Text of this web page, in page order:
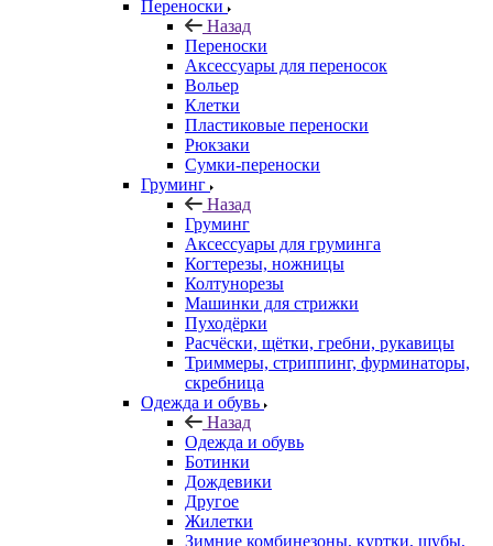
Переноски
Назад
Переноски
Аксессуары для переносок
Вольер
Клетки
Пластиковые переноски
Рюкзаки
Сумки-переноски
Груминг
Назад
Груминг
Аксессуары для груминга
Когтерезы, ножницы
Колтунорезы
Машинки для стрижки
Пуходёрки
Расчёски, щётки, гребни, рукавицы
Триммеры, стриппинг, фурминаторы,
скребница
Одежда и обувь
Назад
Одежда и обувь
Ботинки
Дождевики
Другое
Жилетки
Зимние комбинезоны, куртки, шубы,